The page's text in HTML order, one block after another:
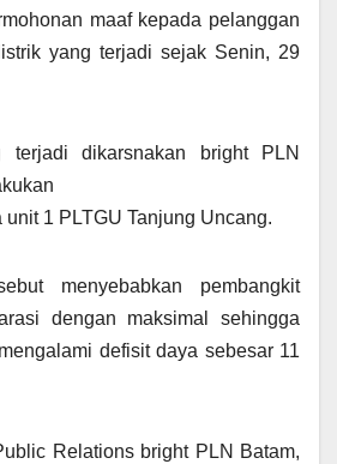
maaf kepada pelanggan
yang terjadi sejak Senin, 29
terjadi dikarsnakan bright PLN
1 PLTGU Tanjung Uncang.
menyebabkan pembangkit
dengan maksimal sehingga
defisit daya sebesar 11
Relations bright PLN Batam,